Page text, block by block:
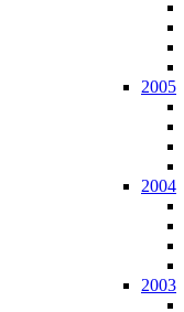
2005
2004
2003